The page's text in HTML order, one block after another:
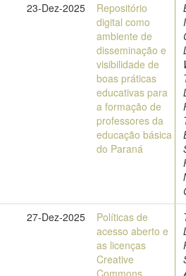
23-Dez-2025
Repositório
digital como
ambiente de
disseminação e
visibilidade de
boas práticas
educativas para
a formação de
professores da
educação básica
do Paraná
27-Dez-2025
Políticas de
acesso aberto e
as licenças
Creative
Commons